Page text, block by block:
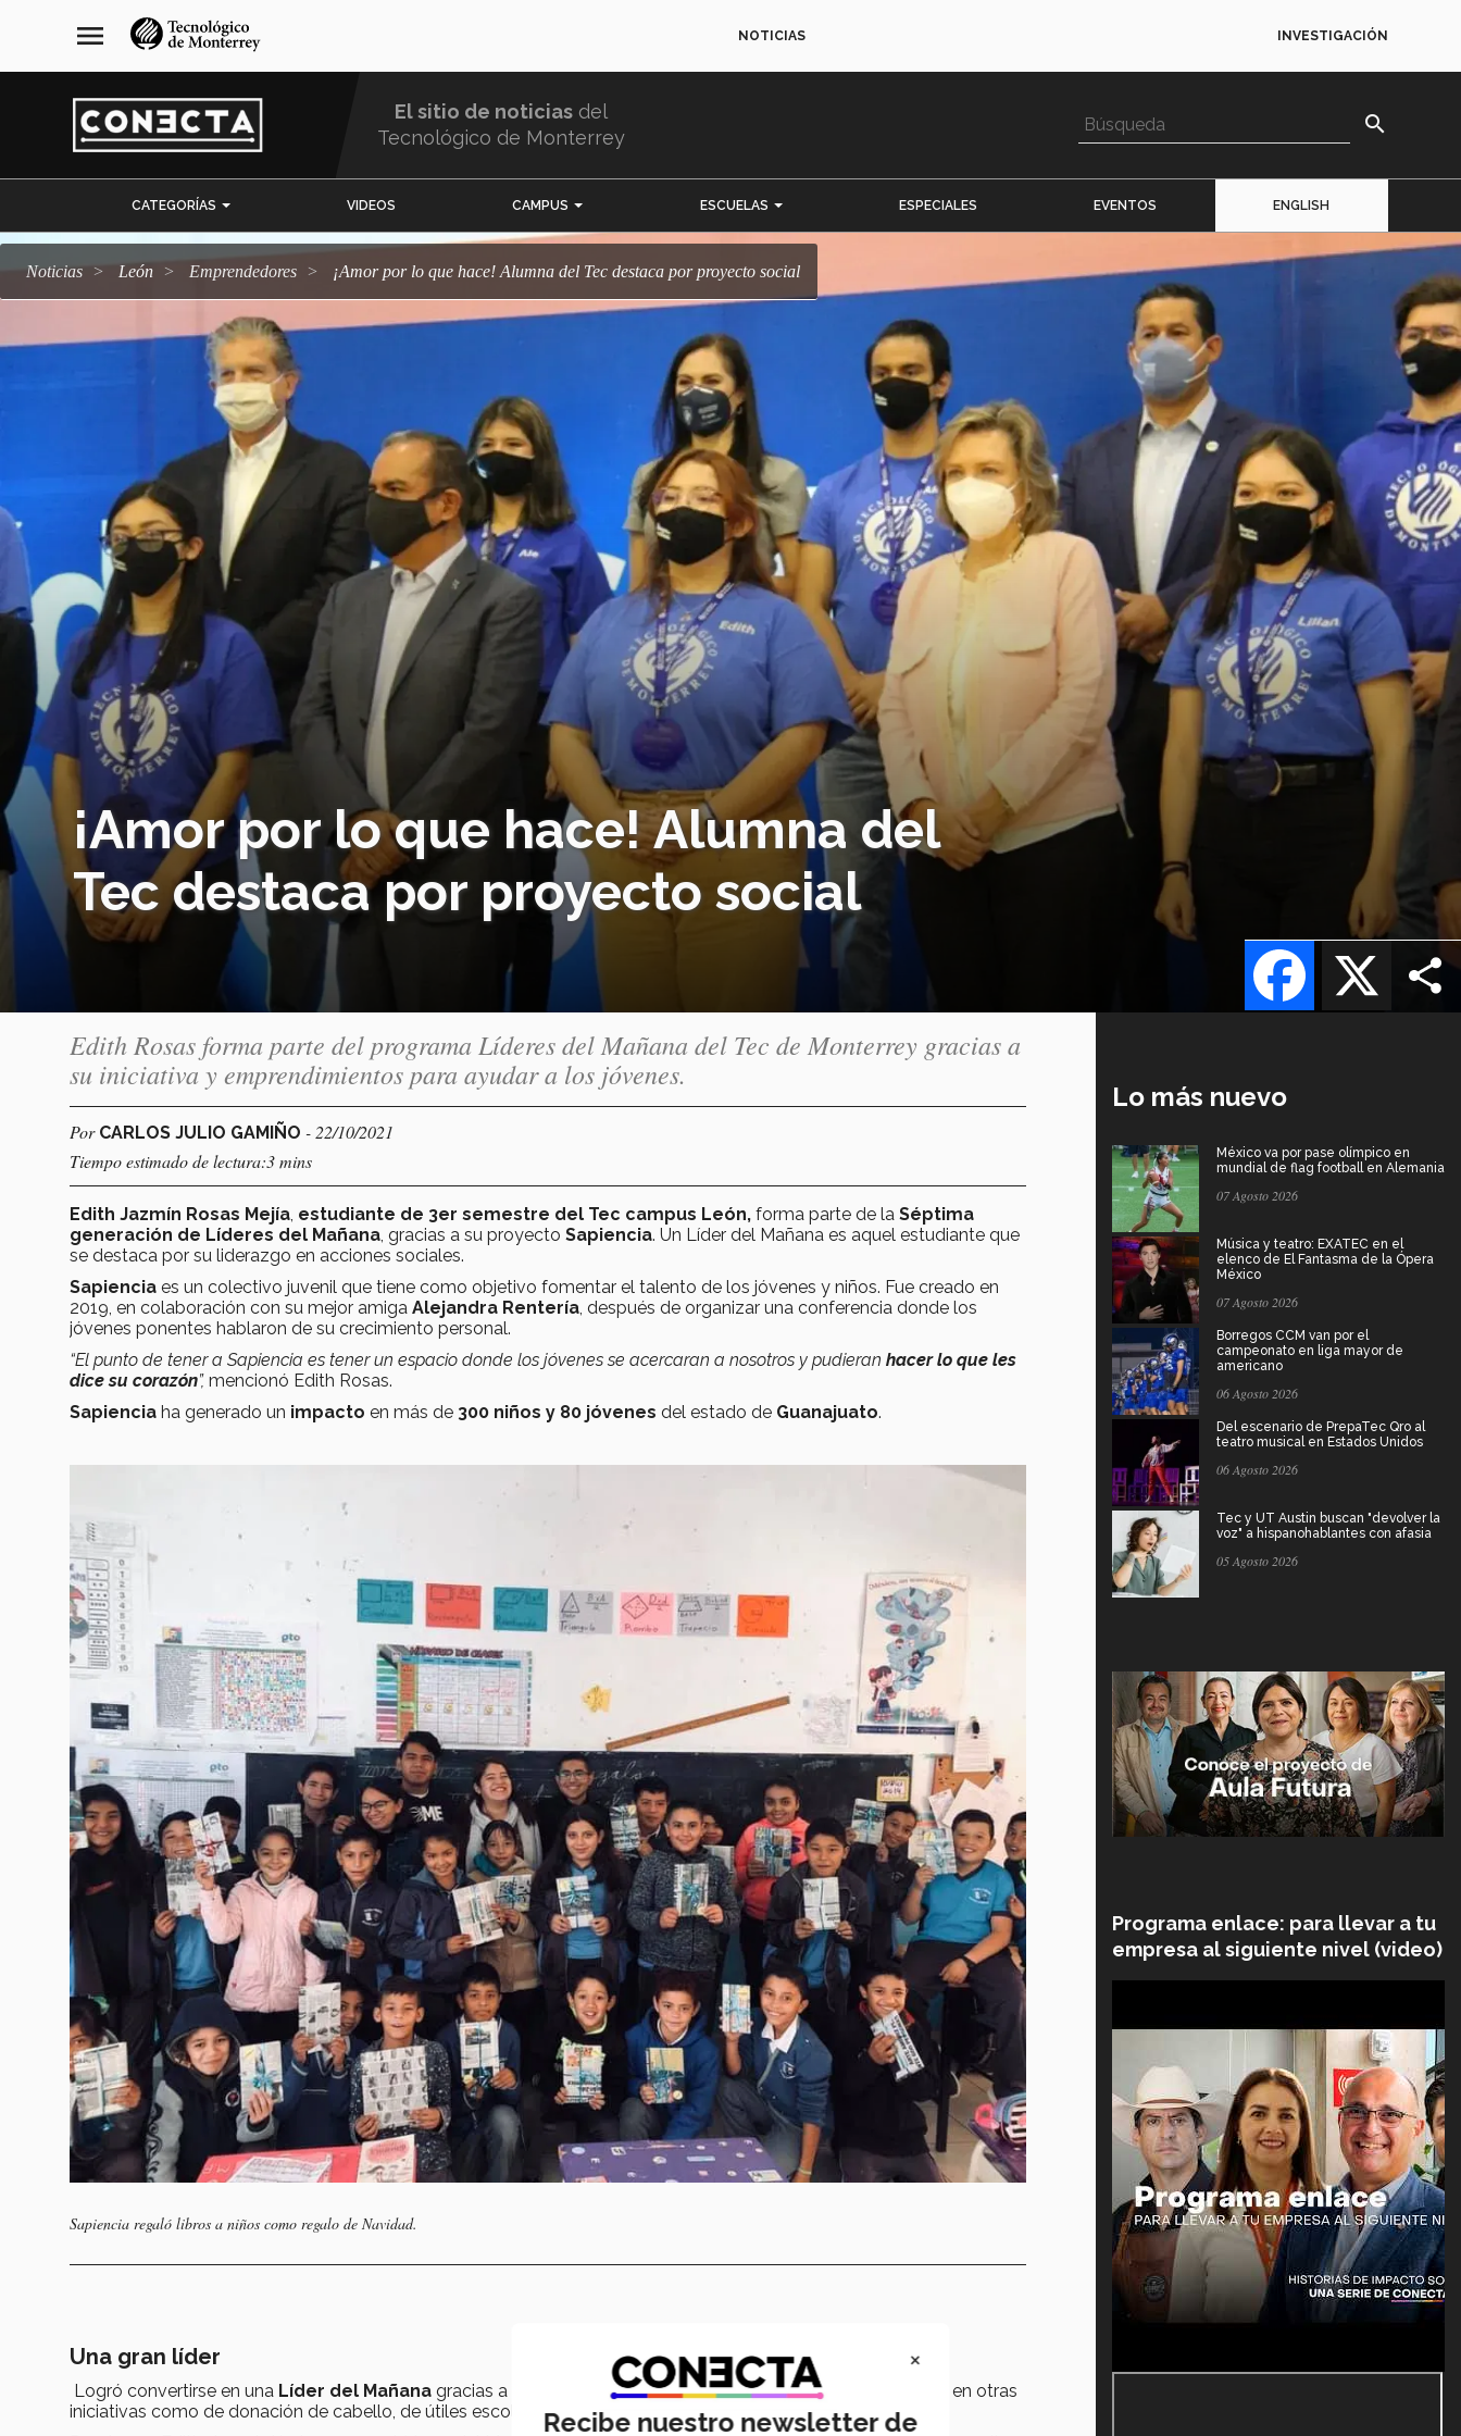
navegación
principal
menu NOTICIAS INVESTIGACIÓN
El sitio de noticias del
Tecnológico de Monterrey
search
CATEGORÍAS VIDEOS CAMPUS ESCUELAS ESPECIALES EVENTOS ENGLISH
Noticias León emprendedores ¡Amor por lo que hace! Alumna del Tec destaca por proyecto social
¡Amor por lo que hace! Alumna del
Tec destaca por proyecto social
X
Facebook
Edith Rosas forma parte del programa Líderes del Mañana del Tec de Monterrey gracias a
su iniciativa y emprendimientos para ayudar a los jóvenes.
Por CARLOS JULIO GAMIÑO - 22/10/2021
Tiempo estimado de lectura:3 mins
Edith Jazmín Rosas Mejía estudiante de 3er semestre del Tec campus León, forma parte de la Séptima
generación de Líderes del Mañana , gracias a su proyecto Sapiencia. Un Líder del Mañana es aquel estudiante que
se destaca por su liderazgo en acciones sociales.
Sapiencia es un colectivo juvenil que tiene como objetivo fomentar el talento de los jóvenes y niños. Fue creado en
2019, en colaboración con su mejor amiga Alejandra Rentería , después de organizar una conferencia donde los
jóvenes ponentes hablaron de su crecimiento personal.
“El punto de tener a Sapiencia es tener un espacio donde los jóvenes se acercaran a nosotros y pudieran hacer lo que les
dice su corazón”, mencionó Edith Rosas.
Sapiencia ha generado un impacto en más de 300 niños y 80 jóvenes del estado de Guanajuato.
Sapiencia regaló libros a niños como regalo de Navidad.
Una gran líder
Logró convertirse en una Líder del Mañana gracias a la iniciativa y liderazgo que posee, pues ha participado en otras
iniciativas como de donación de cabello, de útiles escolares, dando asesorías, etc.
Lo más nuevo
México va por pase olímpico en
mundial de flag football en Alemania
07 Agosto 2026
Música y teatro: EXATEC en el
elenco de El Fantasma de la Ópera
México
07 Agosto 2026
Borregos CCM van por el
campeonato en liga mayor de
americano
06 Agosto 2026
Del escenario de PrepaTec Qro al
teatro musical en Estados Unidos
06 Agosto 2026
Tec y UT Austin buscan "devolver la
voz" a hispanohablantes con afasia
05 Agosto 2026
Programa enlace: para llevar a tu
empresa al siguiente nivel (video)
×
Recibe nuestro newsletter de